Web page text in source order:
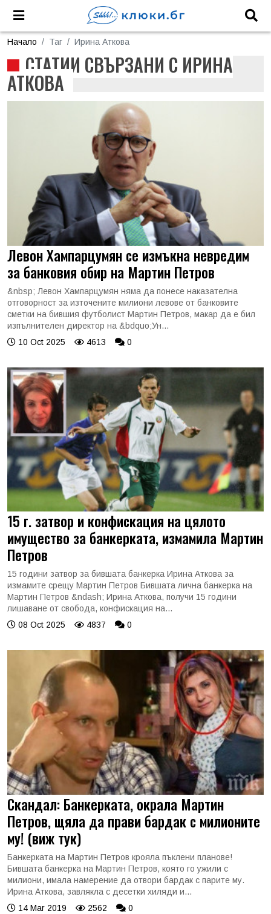
Начало Таг Ирина Аткова
СТАТИИ СВЪРЗАНИ С ИРИНА
АТКОВА
Левон Хампарцумян се измъкна невредим
за банковия обир на Мартин Петров
&nbsp; Левон Хампарцумян няма да понесе наказателна
отговорност за източените милиони левове от банковите
сметки на бившия футболист Мартин Петров, макар да е бил
изпълнителен директор на &bdquo;Ун...
10 Oct 2025
4613 0
15 г. затвор и конфискация на цялото
имущество за банкерката, измамила Мартин
Петров
15 години затвор за бившата банкерка Ирина Аткова за
измамите срещу Мартин Петров Бившата лична банкерка на
Мартин Петров &ndash; Ирина Аткова, получи 15 години
лишаване от свобода, конфискация на...
08 Oct 2025
4837 0
Скандал: Банкерката, окрала Мартин
Петров, щяла да прави бардак с милионите
му! (виж тук)
Банкерката на Мартин Петров крояла пъклени планове!
Бившата банкерка на Мартин Петров, която го ужили с
милиони, имала намерение да отвори бардак с парите му.
Ирина Аткова, завлякла с десетки хиляди и...
14 Mar 2019
2562 0